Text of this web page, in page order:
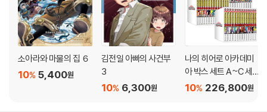
소아라와 마물의 집 ６
5,400원
10%
김전일 아빠의 사건부
3
6,300원
10%
나의 히어로 아카데미
아 박스 세트 A~C 세
트
226,800원
10%